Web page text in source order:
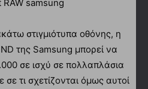
στιγμιότυπα οθόνης, η
της Samsung μπορεί να
σε ισχύ σε πολλαπλάσια
τι σχετίζονται όμως αυτοί